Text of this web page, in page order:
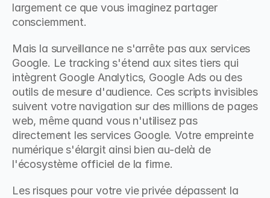
largement ce que vous imaginez partager
consciemment.
Mais la surveillance ne s'arrête pas aux services
Google. Le tracking s'étend aux sites tiers qui
intègrent Google Analytics, Google Ads ou des
outils de mesure d'audience. Ces scripts invisibles
suivent votre navigation sur des millions de pages
web, même quand vous n'utilisez pas
directement les services Google. Votre empreinte
numérique s'élargit ainsi bien au-delà de
l'écosystème officiel de la firme.
Les risques pour votre vie privée dépassent la